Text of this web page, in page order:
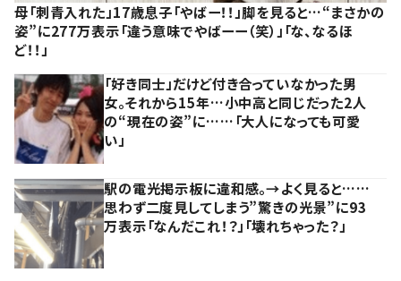
母「刺青入れた」17歳息子「やばー！！」脚を見ると…“まさかの
姿”に277万表示「違う意味でやばーー（笑）」「な、なるほ
ど！！」
「好き同士」だけど付き合っていなかった男
女。それから15年…小中高と同じだった2人
の“現在の姿”に……「大人になっても可愛
い」
駅の電光掲示板に違和感。→よく見ると……
思わず二度見してしまう”驚きの光景”に93
万表示「なんだこれ！？」「壊れちゃった？」